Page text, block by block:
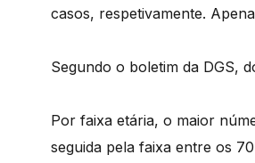
casos, respetivamente.
Segundo o boletim da DGS,
Por faixa etária, o maior
seguida pela faixa entre os